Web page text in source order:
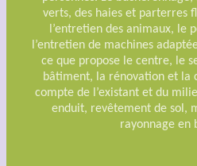
verts, des haies et parterres
l’entretien des animaux, le
l’entretien de machines
ce que propose le centre, le
bâtiment, la rénovation et la
compte de l’existant et du
enduit, revêtement de sol,
rayonnage en